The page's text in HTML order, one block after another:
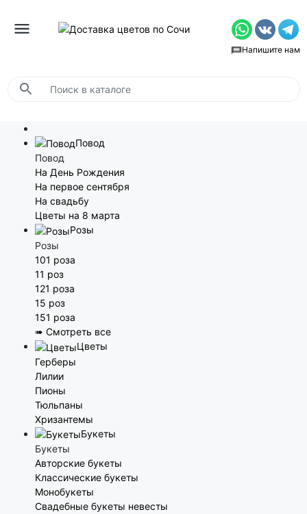
Напишите нам
Повод
Повод
На День Рождения
На первое сентября
На свадьбу
Цветы на 8 марта
Розы
Розы
101 роза
11 роз
121 роза
15 роз
151 роза
➠ Смотреть все
Цветы
Герберы
Лилии
Пионы
Тюльпаны
Хризантемы
Букеты
Букеты
Авторские букеты
Классические букеты
Монобукеты
Свадебные букеты невесты